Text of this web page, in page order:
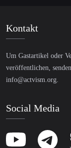
Kontakt
Um Gastartikel oder
veröffentlichen,
info@actvism.org
Social Media